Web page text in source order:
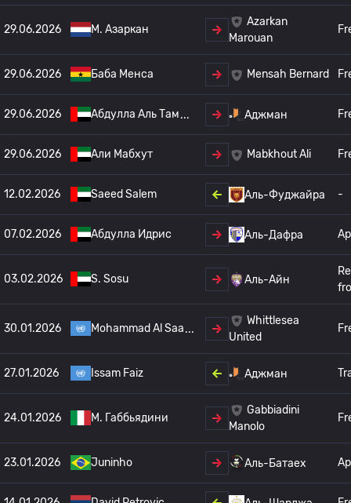
29.06.2026 М. Азаркан
Azarkan
Marouan
29.06.2026 Баба Менса Mensah Bernard
29.06.2026 Абдулла Аль Там Аджман
29.06.2026 Али Мабхут Mabkhout Ali
12.02.2026 Saeed Salem Аль-Фуджайра -
07.02.2026 Абдулла Идрис Аль-Дафра
03.02.2026 S. Sosu Аль-Айн
30.01.2026 Mohammad Al Saa
Whittlesea
United
27.01.2026 Issam Faiz Аджман
24.01.2026 M. Габбьядини
Gabbiadini
Manolo
23.01.2026 Juninho Аль-Батаех